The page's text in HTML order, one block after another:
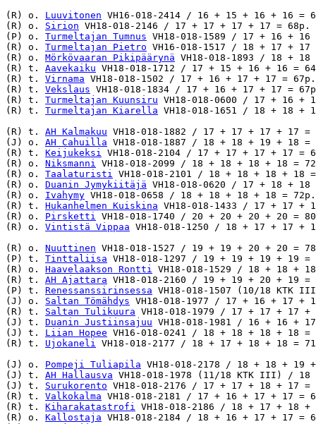
(R) o. Luuvitonen VH16-018-2414 / 16 + 15 + 16 + 16 =
(R) o. Sirion VH18-018-2146 / 17 + 17 + 17 + 17 =
(P) o. Turmeltajan Tumnus VH18-018-1589 / 17 + 16 +
(R) o. Turmeltajan Pietro VH16-018-1517 / 18 + 17 +
(R) o. Mörkövaaran Pikipäärynä VH18-018-1893 / 18 +
(R) t. Aavekaiku VH18-018-1712 / 17 + 15 + 16 + 16 =
(R) t. Virnama VH18-018-1502 / 17 + 16 + 17 + 17 =
(R) t. Vekslaus VH18-018-1834 / 17 + 16 + 17 + 17 =
(R) t. Turmeltajan Kuunsiru VH18-018-0600 / 17 + 16
(R) t. Turmeltajan Kiarella VH18-018-1651 / 18 + 18 +
(R) t. AH Kalmakuu VH18-018-1882 / 17 + 17 + 17 + 17
(J) o. AH Cahuilla VH18-018-1887 / 18 + 18 + 19 + 18
(R) t. Keijukeksi
VH18-018-2104 / 17 + 17 + 17 + 17 =
(R) o. Niksmanni
VH18-018-2099 / 18 + 18 + 18 + 18 =
(R) o. Taalaturisti
VH18-018-2101 / 18 + 18 + 18 + 18
(R) o. Duanin Jymykiitäjä VH18-018-0620 / 17 + 18 +
(R) o. Ivahymy VH18-018-0658 / 18 + 18 + 18 + 18 =
(R) t. Hukanhelmen Kuiskina VH18-018-1433 / 17 + 17 +
(R) o. Pirsketti
VH18-018-1740 / 20 + 20 + 20 + 20 =
(R) o. Vintistä Vippaa VH18-018-1250 / 18 + 17 + 17 +
(R) o. Nuuttinen VH18-018-1527 / 19 + 19 + 20 + 20 =
(P) t. Tinttaliisa VH18-018-1297 / 19 + 19 + 19 + 19
(R) o. Haavelaakson Rontti
VH18-018-1529 / 18 + 18 +
(R) t. AH Ajattara VH18-018-2160 / 19 + 19 + 20 + 19
(P) t. Renessanssirinsessa VH18-018-1507 (10/18
(J) o. Saltan Tömähdys VH18-018-1977 / 17 + 16 + 17 +
(R) t. Saltan Tulikuura VH18-018-1979 / 17 + 17 + 17
(J) t. Duanin Justiinsajuu VH18-018-1981 / 16 + 16 +
(J) t. Liian Hopee VH16-018-0241 / 18 + 18 + 18 + 18
(R) t. Ujokaneli
VH18-018-2177 / 18 + 17 + 18 + 18 =
(J) o. Pompeji Tuliapila VH18-018-2178 / 18 + 18 + 19
(J) t. AH Hallausva VH18-018-1978 (11/18 KTK III) /
(J) t. Surukorento VH18-018-2176 / 17 + 17 + 18 + 17
(R) t. Valkokalma VH18-018-2181 / 17 + 16 + 17 + 17 =
(R) t. Kiharakatastrofi
VH18-018-2186 / 18 + 17 + 18
(R) o. Kallostaja VH18-018-2184 / 18 + 16 + 17 + 17 =